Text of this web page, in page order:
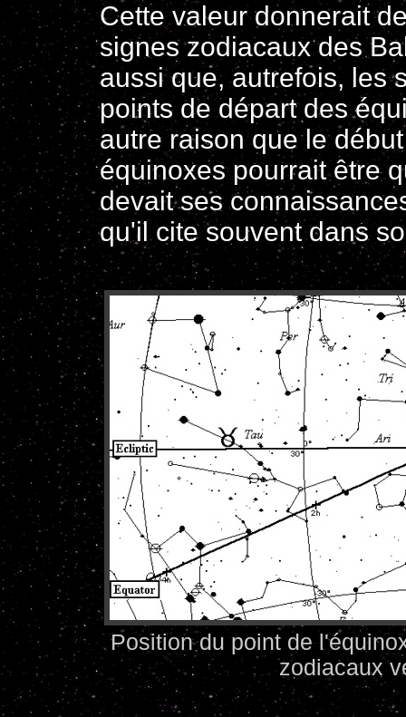
Cette valeur donnerait
signes zodiacaux des
aussi que, autrefois, les
points de départ des
autre raison que le
équinoxes pourrait être
devait ses
qu'il cite souvent dans
Position du point de
zodiacaux